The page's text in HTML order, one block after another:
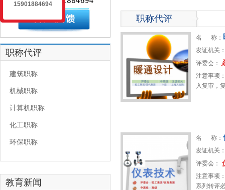
职称代评
建筑职称
机械职称
计算机职称
化工职称
环保职称
教育新闻
职称代评
名 称：
发证机关
评委会：
注意事项
入复审，
名 称：
发证机关
评委会：
注意事项
系列转评
15901884694